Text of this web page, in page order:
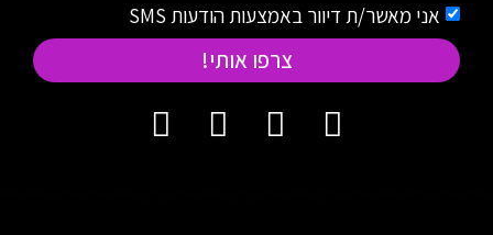
אני מאשר/ת דיוור באמצעות הודעות SMS
צרפו אותי!